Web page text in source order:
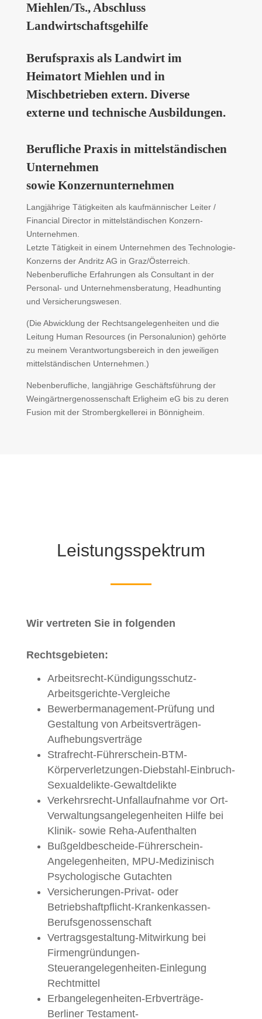
Miehlen/Ts., Abschluss
Landwirtschaftsgehilfe
Berufspraxis als Landwirt im
Heimatort Miehlen und in
Mischbetrieben extern. Diverse
externe und technische Ausbildungen.
Berufliche Praxis in mittelständischen
Unternehmen
sowie Konzernunternehmen
Langjährige Tätigkeiten als kaufmännischer Leiter /
Financial Director in mittelständischen Konzern-
Unternehmen.
Letzte Tätigkeit in einem Unternehmen des Technologie-
Konzerns der Andritz AG in Graz/Österreich.
Nebenberufliche Erfahrungen als Consultant in der
Personal- und Unternehmensberatung, Headhunting
und Versicherungswesen.
(Die Abwicklung der Rechtsangelegenheiten und die
Leitung Human Resources (in Personalunion) gehörte
zu meinem Verantwortungsbereich in den jeweiligen
mittelständischen Unternehmen.)
Nebenberufliche, langjährige Geschäftsführung der
Weingärtnergenossenschaft Erligheim eG bis zu deren
Fusion mit der Strombergkellerei in Bönnigheim.
Leistungsspektrum
Wir vertreten Sie in folgenden
Rechtsgebieten:
Arbeitsrecht-Kündigungsschutz-
Arbeitsgerichte-Vergleiche
Bewerbermanagement-Prüfung und
Gestaltung von Arbeitsverträgen-
Aufhebungsverträge
Strafrecht-Führerschein-BTM-
Körperverletzungen-Diebstahl-Einbruch-
Sexualdelikte-Gewaltdelikte
Verkehrsrecht-Unfallaufnahme vor Ort-
Verwaltungsangelegenheiten Hilfe bei
Klinik- sowie Reha-Aufenthalten
Bußgeldbescheide-Führerschein-
Angelegenheiten, MPU-Medizinisch
Psychologische Gutachten
Versicherungen-Privat- oder
Betriebshaftpflicht-Krankenkassen-
Berufsgenossenschaft
Vertragsgestaltung-Mitwirkung bei
Firmengründungen-
Steuerangelegenheiten-Einlegung
Rechtmittel
Erbangelegenheiten-Erbverträge-
Berliner Testament-